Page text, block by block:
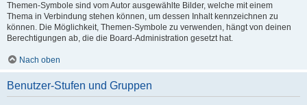
Themen-Symbole sind vom Autor ausgewählte Bilder, welche mit einem
Thema in Verbindung stehen können, um dessen Inhalt kennzeichnen zu
können. Die Möglichkeit, Themen-Symbole zu verwenden, hängt von deinen
Berechtigungen ab, die die Board-Administration gesetzt hat.
Nach oben
Benutzer-Stufen und Gruppen